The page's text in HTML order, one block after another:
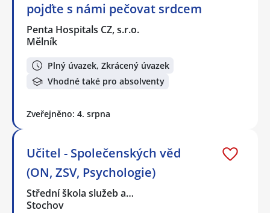
pojďte s námi pečovat srdcem
Penta Hospitals CZ, s.r.o.
Mělník
Plný úvazek, Zkrácený úvazek
Vhodné také pro absolventy
Zveřejněno: 4. srpna
Učitel - Společenských věd
(ON, ZSV, Psychologie)
Střední škola služeb a…
Stochov